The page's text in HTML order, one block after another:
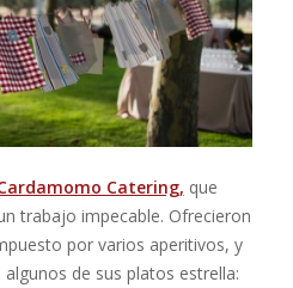
Catering, que
trabajo impecable. Ofrecieron
por varios aperitivos, y
de sus platos estrella: